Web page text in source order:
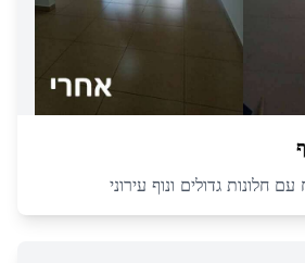
חלונות גדולים ונוף עירוני